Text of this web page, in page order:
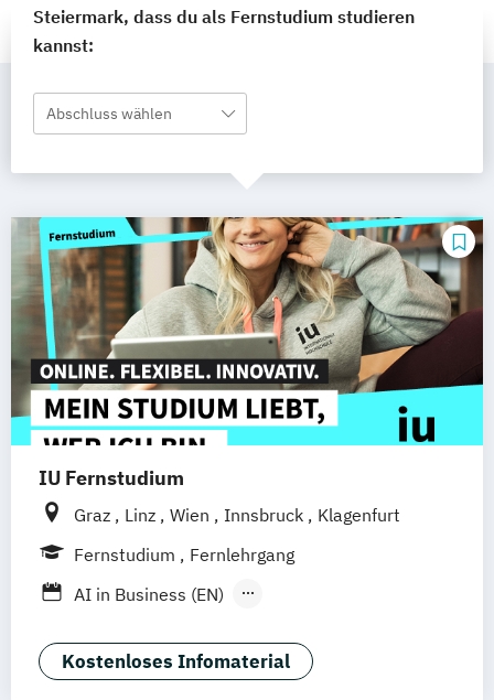
Steiermark, dass du als Fernstudium studieren
kannst:
Abschluss wählen
IU Fernstudium
Graz Linz Wien Innsbruck
Klagenfurt
Fernstudium
Fernlehrgang
AI in Business (EN)
Agrarmanagement
Angewandte Germanistik
Kostenloses Infomaterial